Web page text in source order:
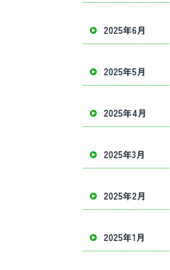
2025年6月
2025年5月
2025年4月
2025年3月
2025年2月
2025年1月